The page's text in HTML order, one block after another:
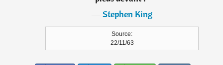
―Stephen King
Source:
22/11/63